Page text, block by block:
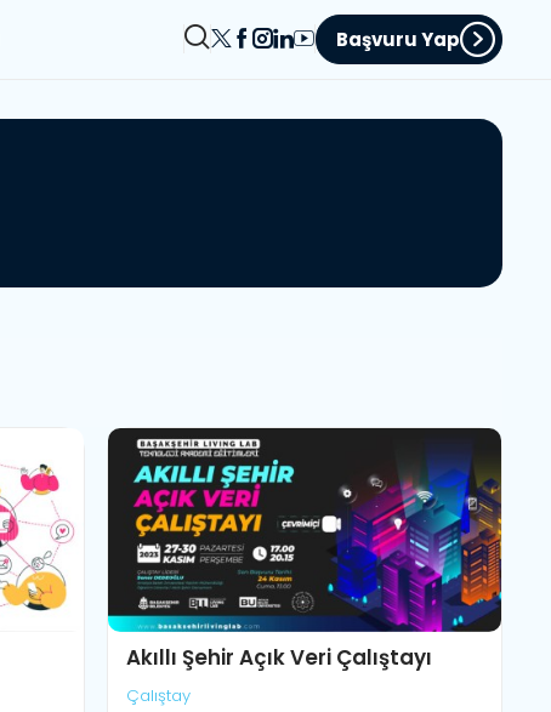
Başvuru Yap
Akıllı Şehir Açık Veri Çalıştayı
Çalıştay